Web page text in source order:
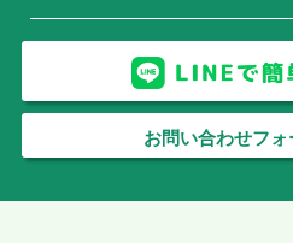
お問い合わせフ